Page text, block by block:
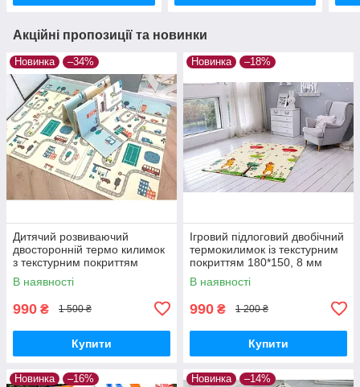
Акційні пропозиції та новинки
Новинка –34%
Дитячий розвиваючий
двосторонній термо килимок
з текстурним покриттям
200*180 товщиною 1см
В наявності
990 ₴ 1 500 ₴
Купити
Новинка –18%
Ігровий підлоговий двобічний
термокилимок із текстурним
покриттям 180*150, 8 мм
товщина
В наявності
990 ₴ 1 200 ₴
Купити
Новинка –16% Новинка –14%